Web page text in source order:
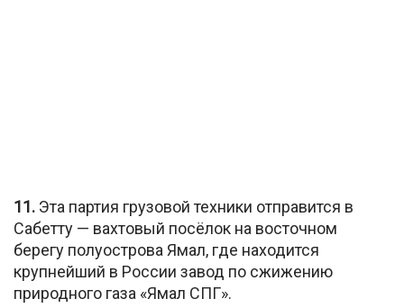
11. Эта партия грузовой техники отправится в
Сабетту — вахтовый посёлок на восточном
берегу полуострова Ямал, где находится
крупнейший в России завод по сжижению
природного газа «Ямал СПГ».